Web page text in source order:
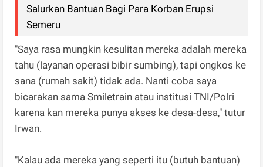
Salurkan Bantuan Bagi Para Korban Erupsi
Semeru
"Saya rasa mungkin kesulitan mereka adalah mereka
tahu (layanan operasi bibir sumbing), tapi ongkos ke
sana (rumah sakit) tidak ada. Nanti coba saya
bicarakan sama Smiletrain atau institusi TNI/Polri
karena kan mereka punya akses ke desa-desa," tutur
Irwan.
"Kalau ada mereka yang seperti itu (butuh bantuan)